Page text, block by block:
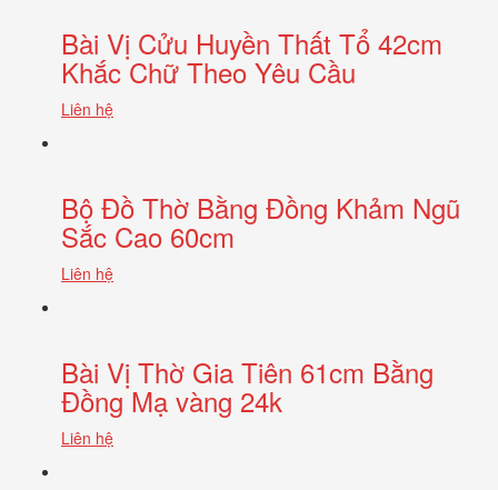
Bài Vị Cửu Huyền Thất Tổ 42cm
Khắc Chữ Theo Yêu Cầu
Liên hệ
Bộ Đồ Thờ Bằng Đồng Khảm Ngũ
Sắc Cao 60cm
Liên hệ
Bài Vị Thờ Gia Tiên 61cm Bằng
Đồng Mạ vàng 24k
Liên hệ